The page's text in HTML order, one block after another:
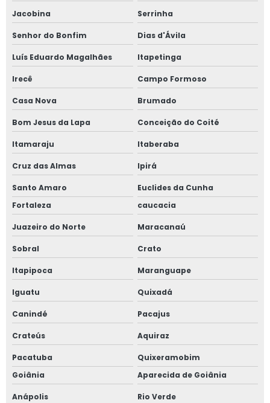
Jacobina Serrinha
Senhor do Bonfim Dias d'Ávila
Luís Eduardo Magalhães Itapetinga
Irecê Campo Formoso
Casa Nova Brumado
Bom Jesus da Lapa Conceição do Coité
Itamaraju Itaberaba
Cruz das Almas Ipirá
Santo Amaro
Euclides da Cunha
Fortaleza
caucacia
Juazeiro do Norte Maracanaú
Sobral Crato
Itapipoca Maranguape
Iguatu Quixadá
Canindé Pacajus
Crateús Aquiraz
Pacatuba
Quixeramobim
Goiânia
Aparecida de Goiânia
Anápolis Rio Verde